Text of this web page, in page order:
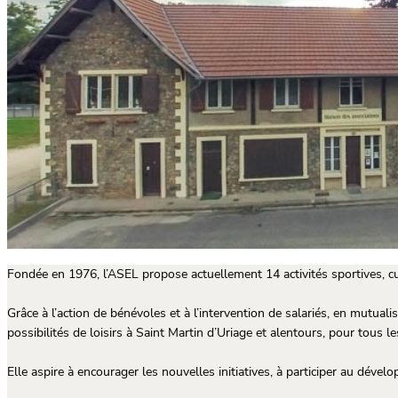
Fondée en 1976, l’ASEL propose actuellement 14 activités sportives,
Grâce à l’action de bénévoles et à l’intervention de salariés, en
possibilités de loisirs à Saint Martin d’Uriage et alentours, pour tous
Elle aspire à encourager les nouvelles initiatives, à participer au